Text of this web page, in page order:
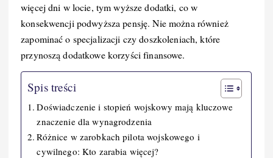
więcej dni w locie, tym wyższe dodatki, co w
konsekwencji podwyższa pensję. Nie można również
zapominać o specjalizacji czy doszkoleniach, które
przynoszą dodatkowe korzyści finansowe.
Spis treści
Doświadczenie i stopień wojskowy mają kluczowe
znaczenie dla wynagrodzenia
Różnice w zarobkach pilota wojskowego i
cywilnego: Kto zarabia więcej?